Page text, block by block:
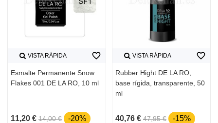
VISTA RÁPIDA
Esmalte Permanente Snow
Flakes 001 DE LA RO, 10 ml
11,20 € 14,00 € -20%
favorite_border VISTA RÁPIDA
Rubber Hight DE LA RO,
base rígida, transparente, 50
ml
40,76 € 47,95 € -15%
favorite_border